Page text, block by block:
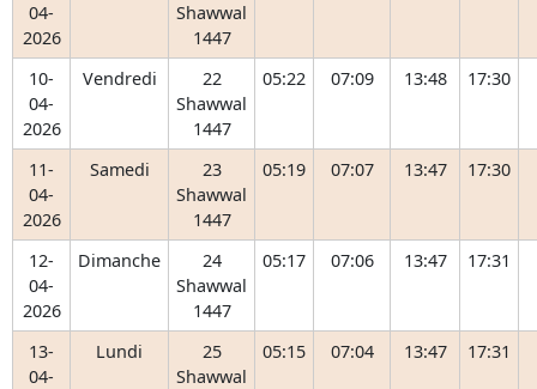
04-
2026
Shawwal
1447
10-
04-
2026
Vendredi
22
Shawwal
1447
05:22 07:09 13:48 17:30
11-
04-
2026
Samedi
23
Shawwal
1447
05:19 07:07 13:47 17:30
12-
04-
2026
Dimanche
24
Shawwal
1447
05:17 07:06 13:47 17:31
13-
04-
Lundi
25
Shawwal
05:15 07:04 13:47 17:31